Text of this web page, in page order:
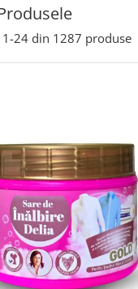
1-24 din 1287 produse